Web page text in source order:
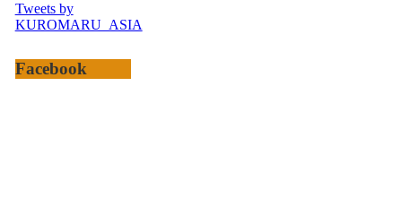
Tweets by
KUROMARU_ASIA
Facebook